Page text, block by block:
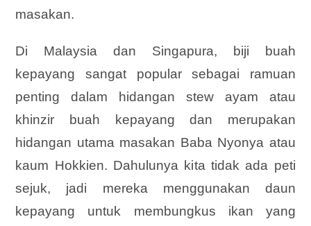
masakan.
Di Malaysia dan Singapura, biji buah
kepayang sangat popular sebagai ramuan
penting dalam hidangan stew ayam atau
khinzir buah kepayang dan merupakan
hidangan utama masakan Baba Nyonya atau
kaum Hokkien. Dahulunya kita tidak ada peti
sejuk, jadi mereka menggunakan daun
kepayang untuk membungkus ikan yang